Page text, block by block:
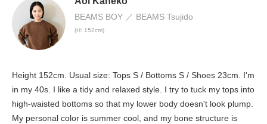
BEAMS BOY BEAMS Tsujido
(H: 152cm)
Height 152cm. Usual size: Tops S / Bottoms S / Shoes 23cm. I'm
in my 40s. I like a tidy and relaxed style. I try to tuck my tops into
high-waisted bottoms so that my lower body doesn't look plump.
My personal color is summer cool, and my bone structure is